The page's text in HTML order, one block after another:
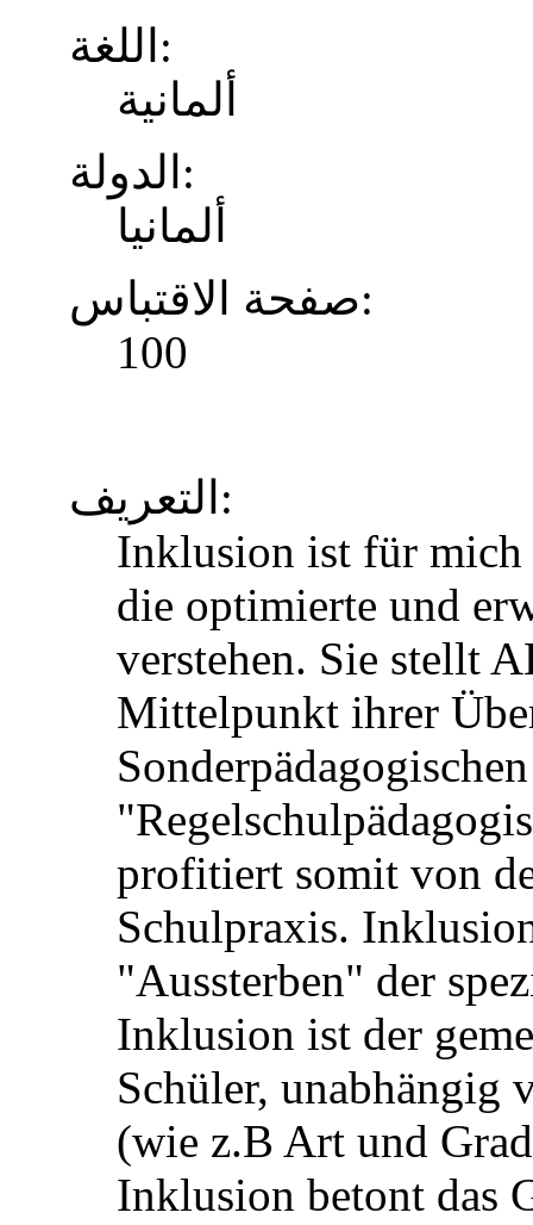
اللغة:
ألمانية
الدولة:
ألمانيا
صفحة الاقتباس:
100
التعريف:
Inklusion ist für mich
die optimierte und
verstehen. Sie stellt
Mittelpunkt ihrer
profitiert somit von
Schulpraxis.
"Aussterben" der
Inklusion ist der
Schüler, unabhängig
(wie z.B Art und
Inklusion betont das